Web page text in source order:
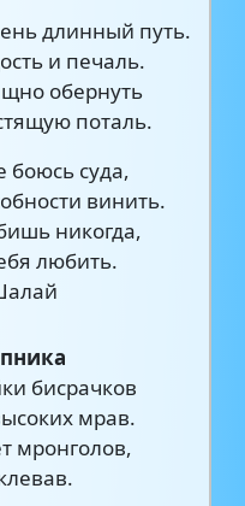
длинный путь.
и печаль.
обернуть
поталь.
боюсь суда,
винить.
никогда,
любить.
бисрачков
мрав.
мронголов,